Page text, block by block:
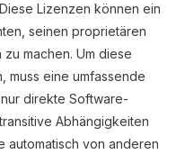
Lizenzen können ein
seinen proprietären
machen. Um diese
muss eine umfassende
direkte Software-
Abhängigkeiten
automatisch von anderen